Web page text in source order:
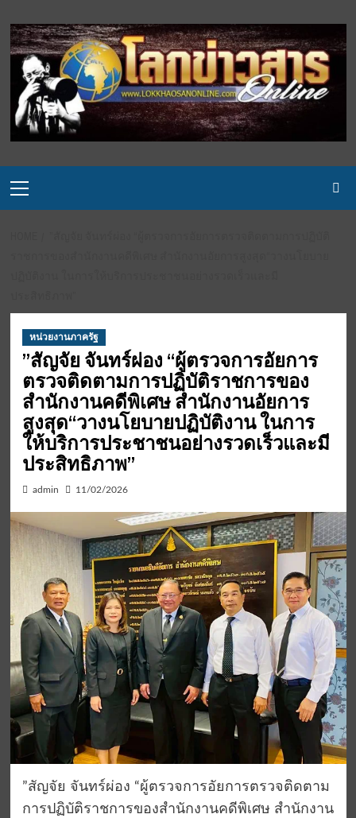
to
content
Menu
หน่วยงานภาครัฐ
”สัญจัย จันทร์ผ่อง “ผู้ตรวจการอัยการ
ตรวจติดตามการปฏิบัติราชการของ
สำนักงานคดีพิเศษ สำนักงานอัยการ
สูงสุด“วางนโยบายปฏิบัติงาน ในการ
ให้บริการประชาชนอย่างรวดเร็วและมี
ประสิทธิภาพ”
admin 11/02/2026
”สัญจัย จันทร์ผ่อง “ผู้ตรวจการอัยการตรวจติดตาม
การปฏิบัติราชการของสำนักงานคดีพิเศษ สำนักงาน